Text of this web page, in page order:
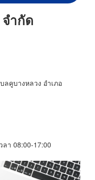
จำกัด
คูบางหลวง อำเภอ
ลา 08:00-17:00